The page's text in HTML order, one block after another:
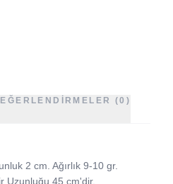
(0)
2 cm. Ağırlık 9-10gr.
Uzunluğu 45 cm'dir.